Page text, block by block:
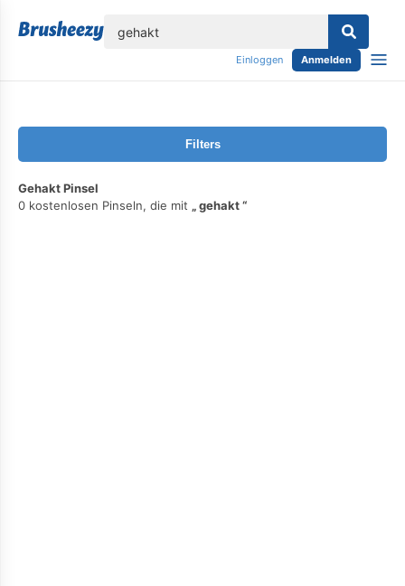
Einloggen Anmelden
Filters
Gehakt Pinsel
0 kostenlosen Pinseln, die mit
gehakt